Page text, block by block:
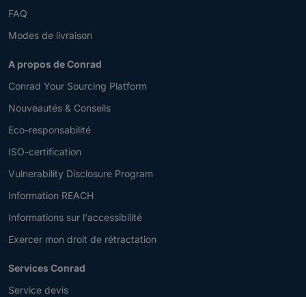
FAQ
Modes de livraison
A propos de Conrad
Conrad Your Sourcing Platform
Nouveautés & Conseils
Eco-responsabilité
ISO-certification
Vulnerability Disclosure Program
Information REACH
Informations sur l'accessibilité
Exercer mon droit de rétractation
Services Conrad
Service devis